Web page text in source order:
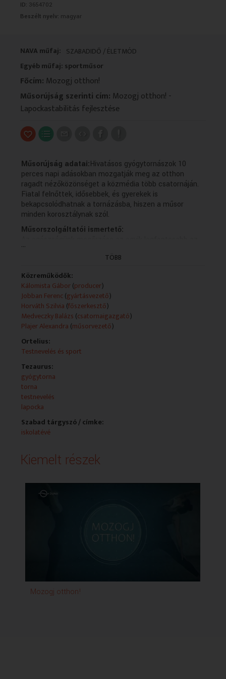
ID: 3654702
Beszélt nyelv: magyar
NAVA műfaj: SZABADIDŐ / ÉLETMÓD
Egyéb műfaj: sportműsor
Főcím: Mozogj otthon!
Műsorújság szerinti cím: Mozogj otthon! -
Lapockastabilitás fejlesztése
Műsorújság adatai:Hivatásos gyógytornászok 10
perces napi adásokban mozgatják meg az otthon
ragadt nézőközönséget a közmédia több csatornáján.
Fiatal felnőttek, idősebbek, és gyerekek is
bekapcsolódhatnak a tornázásba, hiszen a műsor
minden korosztálynak szól.
Műsorszolgáltatói ismertető:
életünkben. Ebben segítünk nézőinknek naponta
jelentkező, szakemberek által bemutatott tornáinkkal.
...
TÖBB
Közreműködők:
Kálomista Gábor(producer)
Jobban Ferenc(gyártásvezető)
Horváth Szilvia (főszerkesztő)
Medveczky Balázs (csatornaigazgató)
Plajer Alexandra (műsorvezető)
Ortelius:
Testnevelés és sport
Tezaurus:
gyógytorna
torna
testnevelés
lapocka
Szabad tárgyszó / címke:
iskolatévé
Kiemelt részek
Mozogj otthon!